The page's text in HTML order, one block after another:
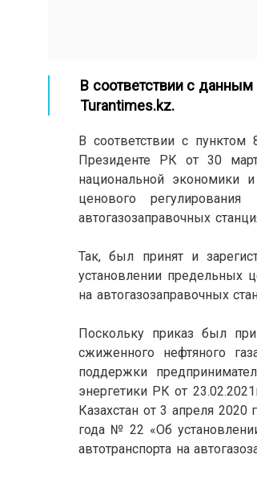
В соответствии с
Turantimes.kz.
В соответствии с
Президенте РК от 30
национальной экономики
ценового
автогазозаправочных
Так, был принят и
установлении предельных
на автогазозаправочных
Поскольку приказ был
сжиженного нефтяного
поддержки
энергетики РК от
Казахстан от 3 апреля
года № 22 «Об
автотранспорта на